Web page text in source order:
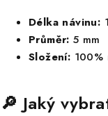
Délka návinu:
Průměr: 5 mm
Složení: 100%
🔎 Jaký